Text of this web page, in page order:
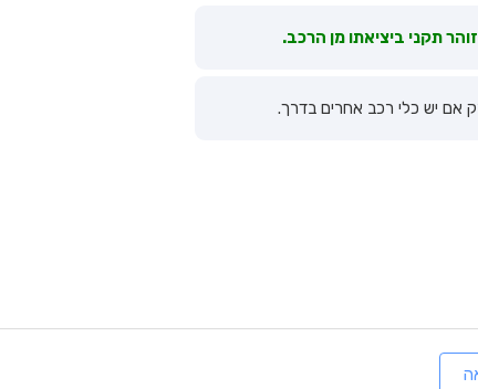
תקני ביציאתו מן הרכב.
אם יש כלי רכב אחרים בדרך.